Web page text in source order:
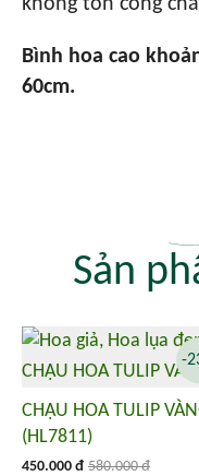
không tốn công
Bình hoa cao
60cm.
Sản
CHẬU HOA TULIP
(HL7811)
450.000 đ 580.000 đ
-